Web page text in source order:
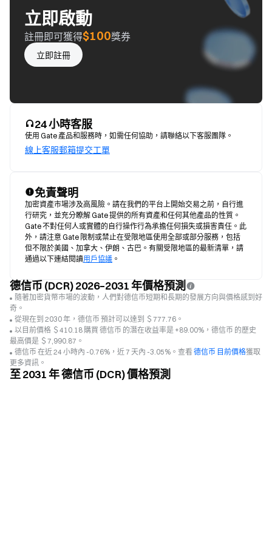
立即啟動
註冊即可獲得$100獎券
立即註冊
24 小時客服
使用 Gate 產品和服務時，如需任何協助，請聯絡以下客服團隊。
線上客服郵箱提交工單
免責聲明
加密資產市場涉及高風險。請在我們的平台上開始交易之前，自行進
行研究，並充分瞭解 Gate 提供的所有資產和任何其他產品的性質。
Gate 不對任何人或實體的自行操作行為承擔任何損失或損害責任。此
外，請注意 Gate 限制或禁止在受限地區使用全部或部分服務，包括
但不限於美國、加拿大、伊朗、古巴。有關受限地區的最新清單，請
通過以下連結閱讀用戶協議 。
德信币 (DCR) 2026–2031 年價格預測
隨著加密貨幣市場的波動，人們對德信币短期和長期的發展方向與價格感到好
奇。
從現在到 2030 年，德信币 預計可以達到 ＄777.76。
以目前價格 ＄410.18 購買 德信币 的潛在收益率是 +89.00%，德信币 的歷史
最高價是 ＄7,990.87。
德信币 在近 24 小時內 -0.76%，近 7 天內 -3.05%。查看德信币 目前價格獲取
更多資訊。
至 2031 年 德信币 (DCR) 價格預測